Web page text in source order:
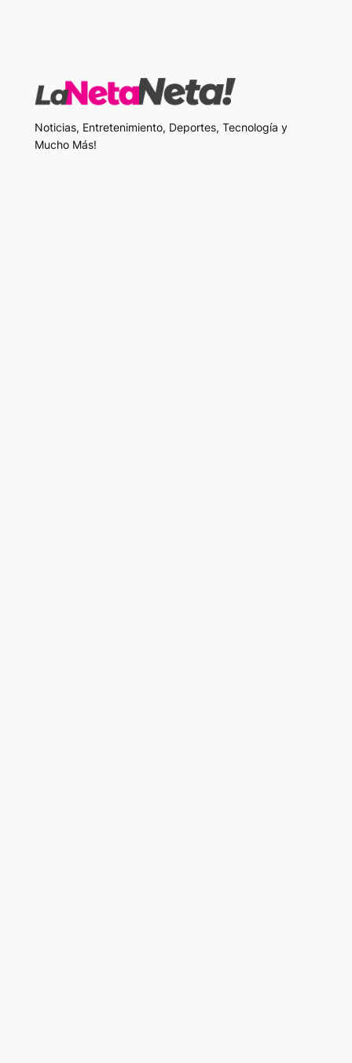
Noticias, Entretenimiento, Deportes, Tecnología y
Mucho Más!